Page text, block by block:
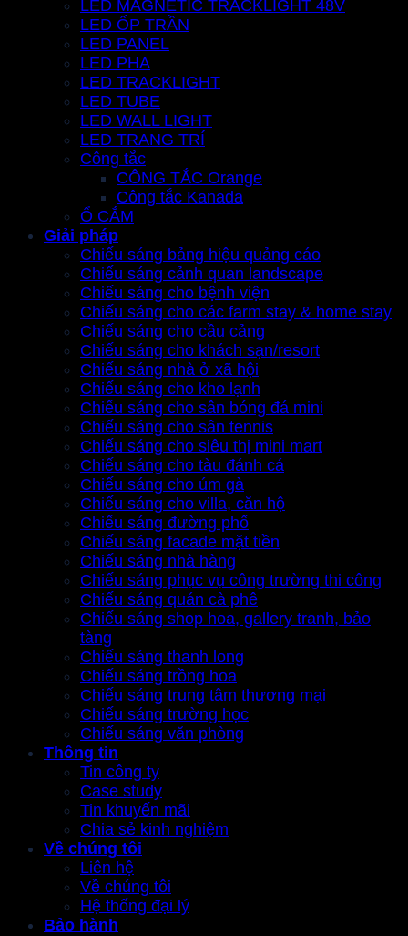
LED MAGNETIC TRACKLIGHT 48V
LED ỐP TRẦN
LED PANEL
LED PHA
LED TRACKLIGHT
LED TUBE
LED WALL LIGHT
LED TRANG TRÍ
Công tắc
CÔNG TẮC Orange
Công tắc Kanada
Ổ CẮM
Giải pháp
Chiếu sáng bảng hiệu quảng cáo
Chiếu sáng cảnh quan landscape
Chiếu sáng cho bệnh viện
Chiếu sáng cho các farm stay & home stay
Chiếu sáng cho cầu cảng
Chiếu sáng cho khách sạn/resort
Chiếu sáng nhà ở xã hội
Chiếu sáng cho kho lạnh
Chiếu sáng cho sân bóng đá mini
Chiếu sáng cho sân tennis
Chiếu sáng cho siêu thị mini mart
Chiếu sáng cho tàu đánh cá
Chiếu sáng cho úm gà
Chiếu sáng cho villa, căn hộ
Chiếu sáng đường phố
Chiếu sáng facade mặt tiền
Chiếu sáng nhà hàng
Chiếu sáng phục vụ công trường thi công
Chiếu sáng quán cà phê
Chiếu sáng shop hoa, gallery tranh, bảo
tàng
Chiếu sáng thanh long
Chiếu sáng trồng hoa
Chiếu sáng trung tâm thương mại
Chiếu sáng trường học
Chiếu sáng văn phòng
Thông tin
Tin công ty
Case study
Tin khuyến mãi
Chia sẻ kinh nghiệm
Về chúng tôi
Liên hệ
Về chúng tôi
Hệ thống đại lý
Bảo hành